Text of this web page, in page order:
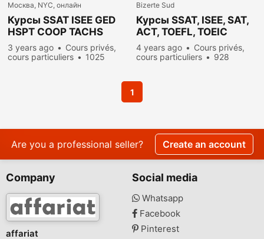
Москва, NYC, онлайн
Курсы SSAT ISEE GED
HSPT COOP TACHS
HiSET преподаватель,
репетитор из США
3 years ago
Cours privés,
cours particuliers
1025
Bizerte Sud
Курсы SSAT, ISEE, SAT,
ACT, TOEFL, TOEIC
преподаватель,
репетитор из США
4 years ago
Cours privés,
cours particuliers
928
1
Are you a professional seller? Create an account
Company
affariat
Social media
Whatsapp
Facebook
Pinterest